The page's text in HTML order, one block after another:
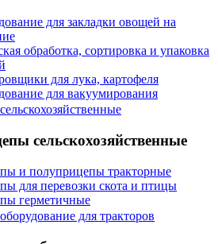
для закладки овощей на
обработка, сортировка и упаковка
для лука, картофеля
для вакуумирования
сельскохозяйственные
и полуприцепы тракторные
для перевозки скота и птицы
герметичные
для тракторов